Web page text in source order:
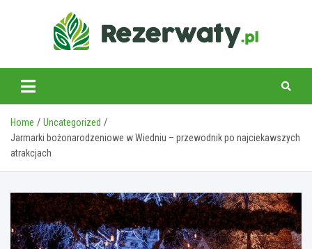
Home
Uncategorized
Jarmarki bożonarodzeniowe w Wiedniu – przewodnik po najciekawszych
atrakcjach